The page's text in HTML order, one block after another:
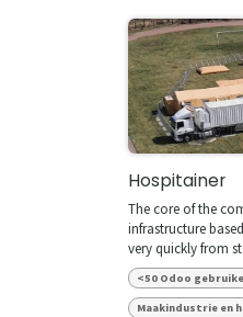
Hospitainer
The core of the
infrastructure
very quickly from
<50 Odoo
Maakindustrie en